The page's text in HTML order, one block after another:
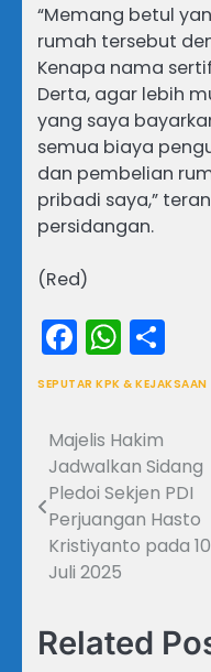
“Memang betul
rumah tersebut
Kenapa nama
Derta, agar lebih
yang saya
semua biaya
dan pembelian
pribadi saya,”
persidangan.
(Red)
SEPUTAR KPK & KEJAKSAAN
Navigasi
pos
Majelis Hakim
Jadwalkan Sidang
Pledoi Sekjen PDI
Perjuangan Hasto
Kristiyanto pada 10
Juli 2025
Related